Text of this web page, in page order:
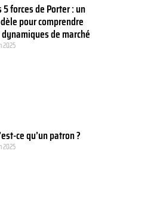
5 forces de Porter : un
pour comprendre
de marché
2025
ce qu’un patron ?
2025